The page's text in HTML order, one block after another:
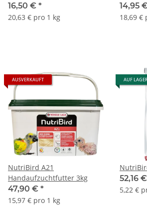
16,50 € *
20,63 € pro 1 kg
14,95
18,69 €
AUSVERKAUFT
NutriBird A21
Handaufzuchtfutter 3kg
47,90 € *
15,97 € pro 1 kg
AUF
52,16 €
5,22 €